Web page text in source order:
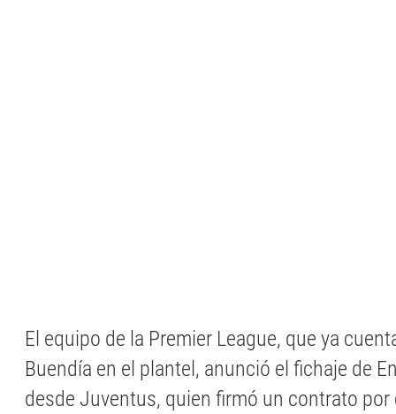
El equipo de la Premier League, que ya
Buendía en el plantel, anunció el fichaje de
desde Juventus, quien firmó un contrato